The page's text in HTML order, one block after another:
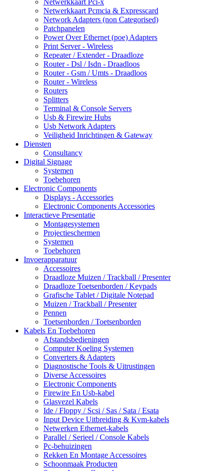
Netwerkkaart Pci-x
Netwerkkaart Pcmcia & Expresscard
Network Adapters (non Categorised)
Patchpanelen
Power Over Ethernet (poe) Adapters
Print Server - Wireless
Repeater / Extender - Draadloze
Router - Dsl / Isdn - Draadloos
Router - Gsm / Umts - Draadloos
Router - Wireless
Routers
Splitters
Terminal & Console Servers
Usb & Firewire Hubs
Usb Network Adapters
Veiligheid Inrichtingen & Gateway
Diensten
Consultancy
Digital Signage
Systemen
Toebehoren
Electronic Components
Displays - Accessories
Electronic Components Accessories
Interactieve Presentatie
Montagesystemen
Projectieschermen
Systemen
Toebehoren
Invoerapparatuur
Accessoires
Draadloze Muizen / Trackball / Presenter
Draadloze Toetsenborden / Keypads
Grafische Tablet / Digitale Notepad
Muizen / Trackball / Presenter
Pennen
Toetsenborden / Toetsenborden
Kabels En Toebehoren
Afstandsbedieningen
Computer Koeling Systemen
Converters & Adapters
Diagnostische Tools & Uitrustingen
Diverse Accessoires
Electronic Components
Firewire En Usb-kabel
Glasvezel Kabels
Ide / Floppy / Scsi / Sas / Sata / Esata
Input Device Uitbreiding & Kvm-kabels
Netwerken Ethernet-kabels
Parallel / Serieel / Console Kabels
Pc-behuizingen
Rekken En Montage Accessoires
Schoonmaak Producten